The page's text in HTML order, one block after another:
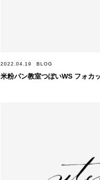
2022.04.19 BLOG
米粉パン教室つぼいWS フォカ